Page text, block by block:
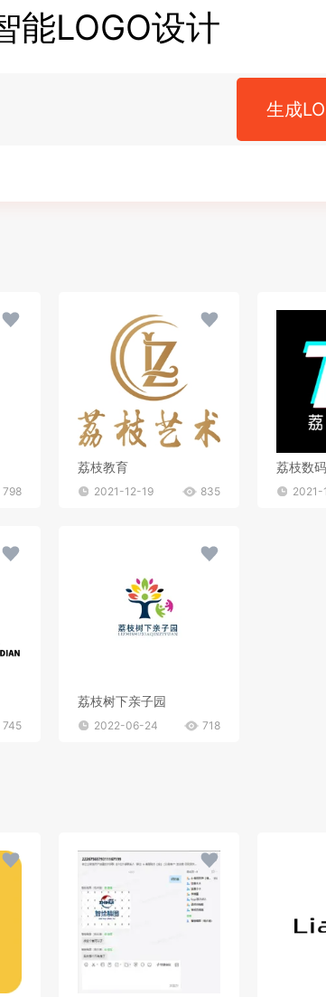
能LOGO设计
生成
798
荔枝教育
2021-12-19 835
荔枝数码
2021-
745
荔枝树下亲子园
2022-06-24 718